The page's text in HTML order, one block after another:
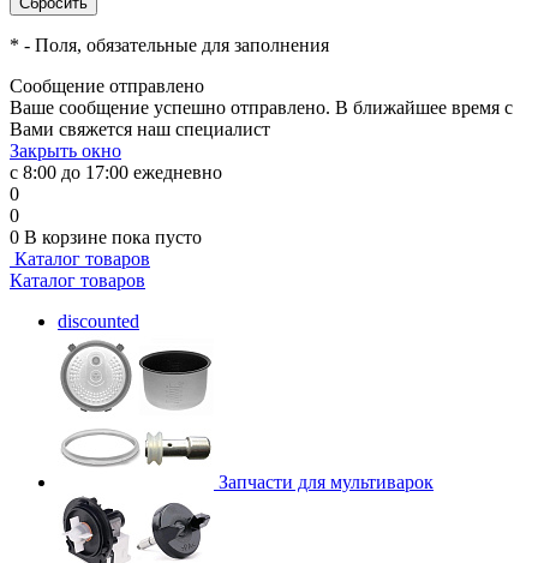
* - Поля, обязательные для заполнения
Сообщение отправлено
Ваше сообщение успешно отправлено. В ближайшее время с
Вами свяжется наш специалист
Закрыть окно
с 8:00 до 17:00 ежедневно
0
0
0 В корзине пока пусто
Каталог товаров
Каталог товаров
discounted
Запчасти для мультиварок